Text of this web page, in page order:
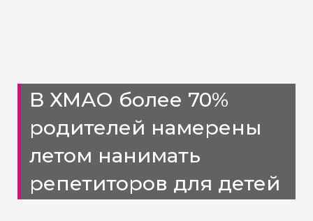
В ХМАО более 70%
родителей намерены
летом нанимать
репетиторов для детей